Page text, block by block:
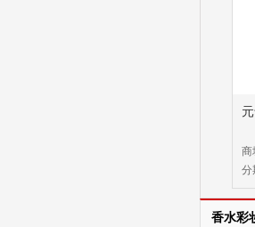
商
分
香水彩